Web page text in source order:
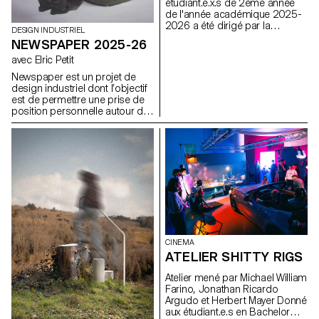
usages, son contenu, ses
contraintes fonctionnelles, et
ses principes clés: cohérence,
DESIGN INDUSTRIEL
NEWSPAPER 2025-26
avec Elric Petit
Newspaper est un projet de
design industriel dont l’objectif
est de permettre une prise de
position personnelle autour du
sujet de son choix. Le projet
s’appuie sur un article issu de
spécialisé, utilisé comme point
de départ conceptuel et
critique. À travers l’analyse,
l’interprétation et la traduction
de ce contenu écrit, le projet
invite à développer une réflexion
de design, en questionnant les
enjeux, les formes et les
usages liés au thème abordé.
étudiant.e.x.s de 2ème année
de l'année académique 2025-
2026 a été dirigé par la
CINEMA
ATELIER SHITTY RIGS
Atelier mené par Michael William
Farino, Jonathan Ricardo
Argudo et Herbert Mayer Donné
aux étudiant.e.s en Bachelor